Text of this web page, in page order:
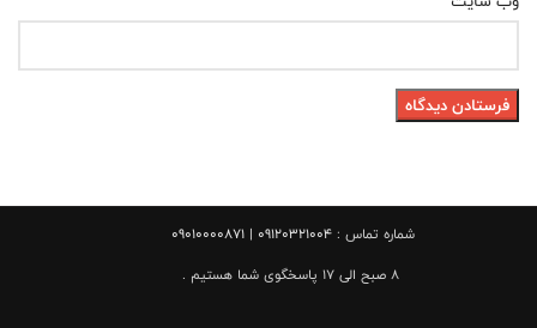
شماره تماس : 09120321004 | 09010000871